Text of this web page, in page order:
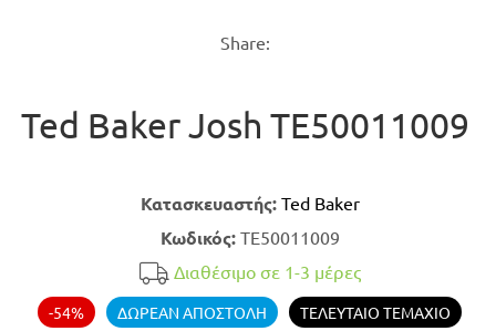
Share:
Ted Baker Josh TE50011009
Κατασκευαστής: Ted Baker
Κωδικός:TE50011009
Διαθέσιμο σε 1-3 μέρες
-54% ΔΩΡΕΑΝ ΑΠΟΣΤΟΛΗ ΤΕΛΕΥΤΑΙΟ ΤΕΜΑΧΙΟ